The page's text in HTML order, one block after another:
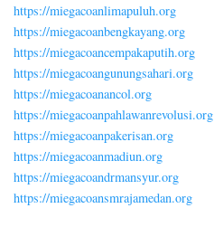
https://miegacoanlimapuluh.org
https://miegacoanbengkayang.org
https://miegacoancempakaputih.org
https://miegacoangunungsahari.org
https://miegacoanancol.org
https://miegacoanpahlawanrevolusi.org
https://miegacoanpakerisan.org
https://miegacoanmadiun.org
https://miegacoandrmansyur.org
https://miegacoansmrajamedan.org